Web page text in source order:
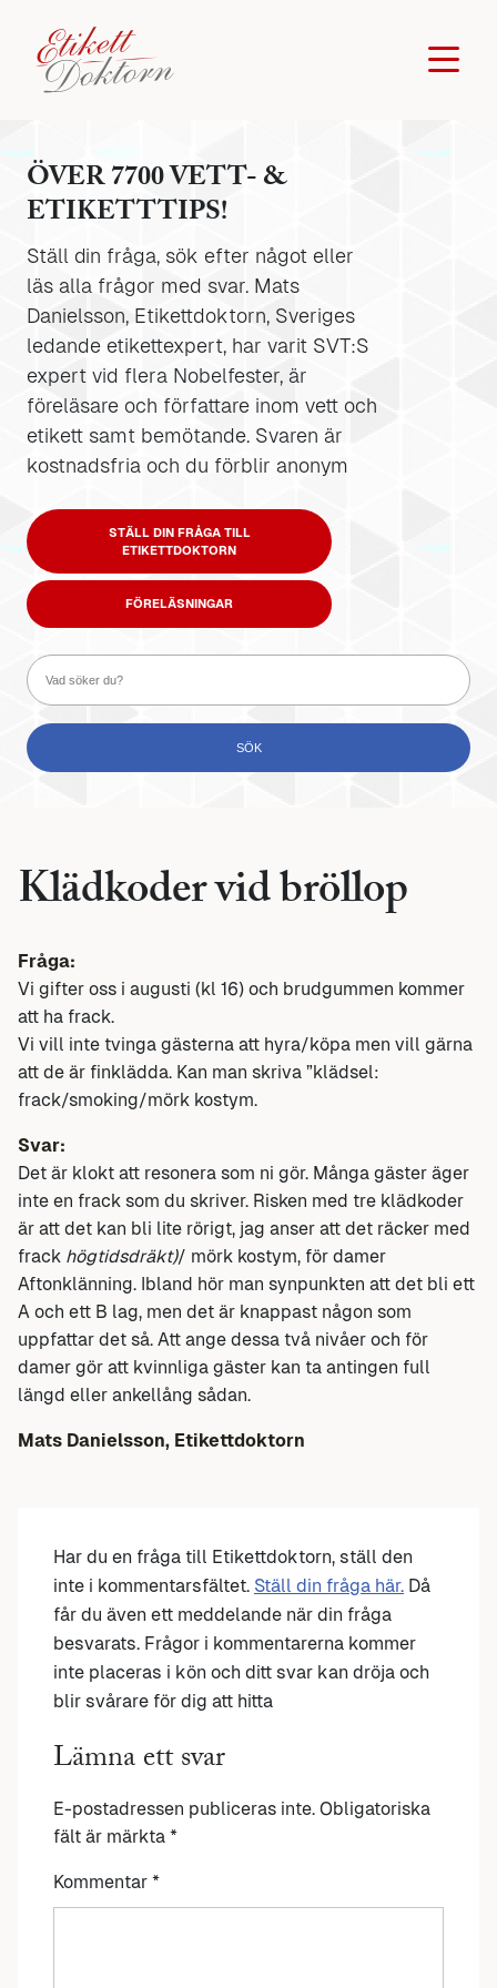
ÖVER 7700 VETT- &
ETIKETTTIPS!
Ställ din fråga, sök efter något eller
läs alla frågor med svar. Mats
Danielsson, Etikettdoktorn, Sveriges
ledande etikettexpert, har varit SVT:S
expert vid flera Nobelfester, är
föreläsare och författare inom vett och
etikett samt bemötande. Svaren är
kostnadsfria och du förblir anonym
STÄLL DIN FRÅGA TILL
ETIKETTDOKTORN
FÖRELÄSNINGAR
Klädkoder vid bröllop
Fråga:
Vi gifter oss i augusti (kl 16) och brudgummen kommer
att ha frack.
Vi vill inte tvinga gästerna att hyra/köpa men vill gärna
att de är finklädda. Kan man skriva ”klädsel:
frack/smoking/mörk kostym.
Svar:
Det är klokt att resonera som ni gör. Många gäster äger
inte en frack som du skriver. Risken med tre klädkoder
är att det kan bli lite rörigt, jag anser att det räcker med
frack högtidsdräkt)/ mörk kostym, för damer
Aftonklänning. Ibland hör man synpunkten att det bli ett
A och ett B lag, men det är knappast någon som
uppfattar det så. Att ange dessa två nivåer och för
damer gör att kvinnliga gäster kan ta antingen full
längd eller ankellång sådan.
Mats Danielsson, Etikettdoktorn
Har du en fråga till Etikettdoktorn, ställ den
inte i kommentarsfältet. Ställ din fråga här. Då
får du även ett meddelande när din fråga
besvarats. Frågor i kommentarerna kommer
inte placeras i kön och ditt svar kan dröja och
blir svårare för dig att hitta
Lämna ett svar
E-postadressen publiceras inte. Obligatoriska
fält är märkta *
Kommentar *